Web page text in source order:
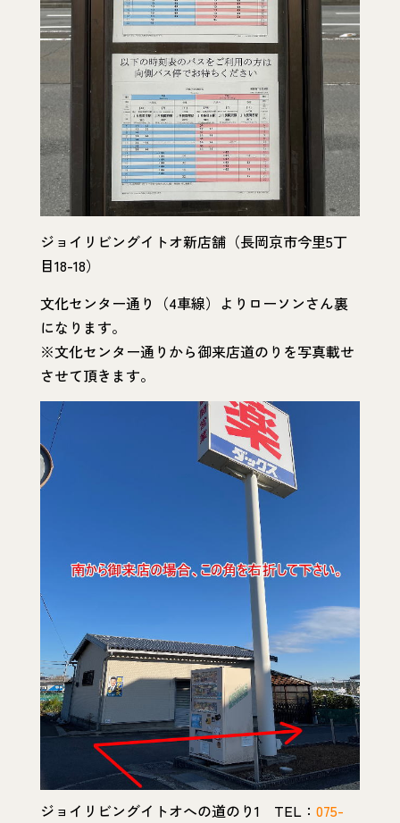
ジョイリビングイトオ新店舗（長岡京市今里5丁
目18-18）
文化センター通り（4車線）よりローソンさん裏
になります。
※文化センター通りから御来店道のりを写真載せ
させて頂きます。
ジョイリビングイトオへの道のり1 TEL： 075-